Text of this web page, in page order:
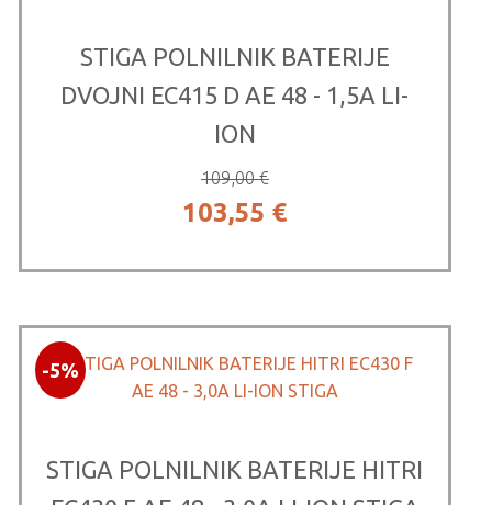
STIGA POLNILNIK BATERIJE
DVOJNI EC415 D AE 48 - 1,5A LI-
ION
109,00€
Izvirna
bila:
109,00 €.
103,55 €Trenutna
103,55 €.
-5%
STIGA POLNILNIK BATERIJE HITRI